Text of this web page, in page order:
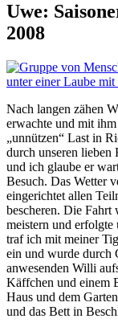
Uwe:
2008
Nach langen zähen
erwachte und mit
„unnützen“ Last in
durch unseren lieben
und ich glaube er
Besuch. Das Wetter
eingerichtet allen
bescheren. Die Fahrt
meistern und
traf ich mit meiner
ein und wurde durch
anwesenden Willi
Käffchen und einem
Haus und dem
und das Bett in